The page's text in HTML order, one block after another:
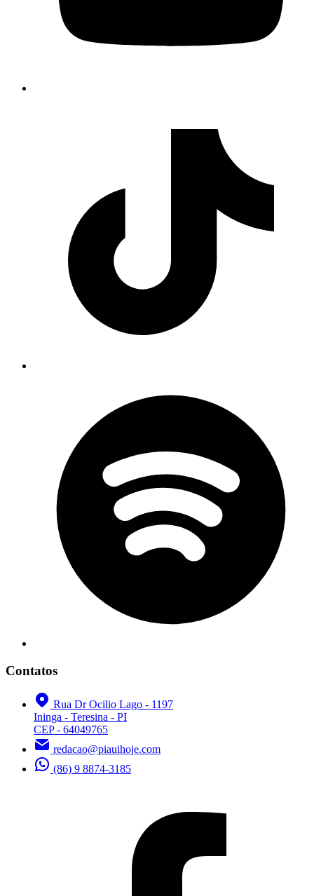
Contatos
Rua Dr Ocilio Lago - 1197
Ininga - Teresina - PI
CEP - 64049765
redacao@piauihoje.com
(86) 9 8874-3185